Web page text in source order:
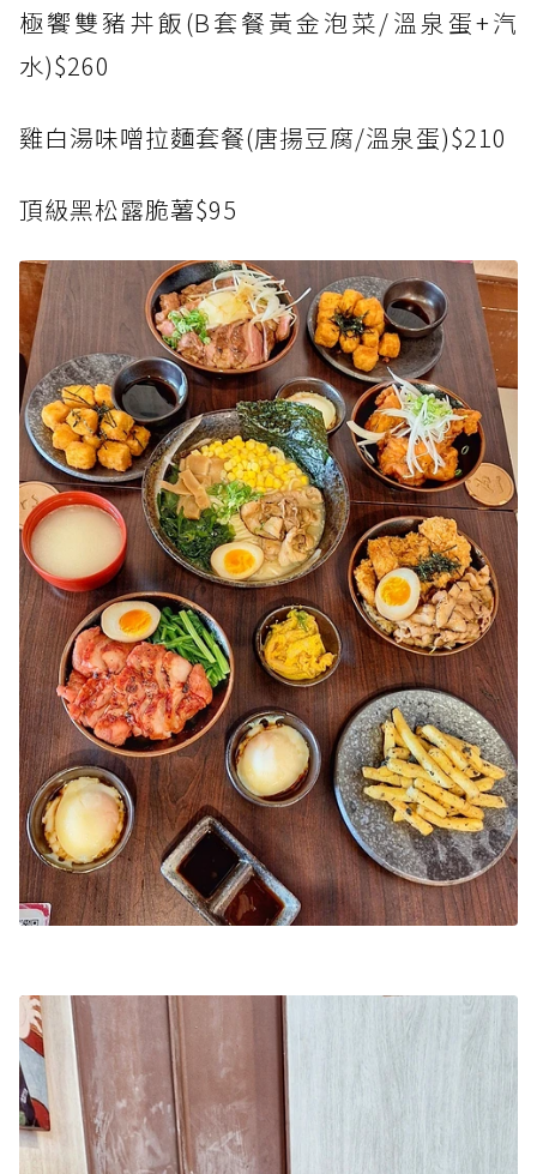
極饗雙豬丼飯(B套餐黃金泡菜/溫泉蛋+汽
水)$260
雞白湯味噌拉麵套餐(唐揚豆腐/溫泉蛋)$210
頂級黑松露脆薯$95